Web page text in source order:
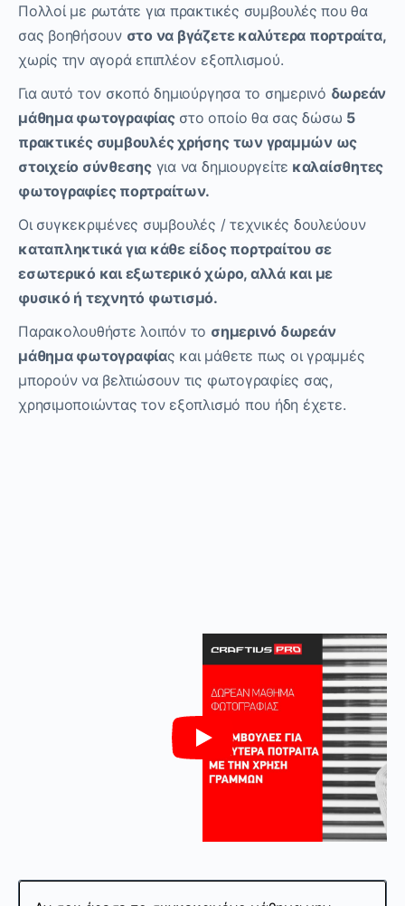
Πολλοί με ρωτάτε για πρακτικές συμβουλές που θα
σας βοηθήσουν στο να βγάζετε καλύτερα πορτραίτα,
χωρίς την αγορά επιπλέον εξοπλισμού.
Για αυτό τον σκοπό δημιούργησα το σημερινό δωρεάν
μάθημα φωτογραφίαςστο οποίο θα σας δώσω 5
πρακτικές συμβουλές χρήσης των γραμμών ως
στοιχείο σύνθεσηςγια να δημιουργείτε καλαίσθητες
φωτογραφίες πορτραίτων.
Οι συγκεκριμένες συμβουλές / τεχνικές δουλεύουν
καταπληκτικά για κάθε είδος πορτραίτου σε
εσωτερικό και εξωτερικό χώρο, αλλά και με
φυσικό ή τεχνητό φωτισμό.
Παρακολουθήστε λοιπόν το σημερινό δωρεάν
μάθημα φωτογραφίας και μάθετε πως οι γραμμές
μπορούν να βελτιώσουν τις φωτογραφίες σας,
χρησιμοποιώντας τον εξοπλισμό που ήδη έχετε.